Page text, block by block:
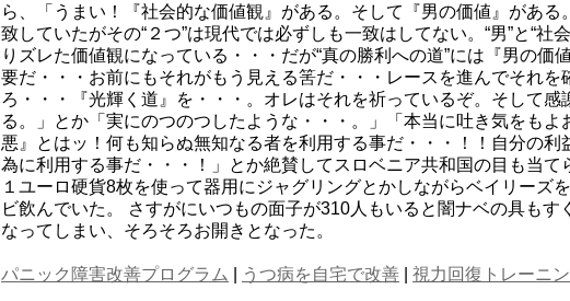
ら、「うまい！『社会的な価値観』がある。そして『男の価値』がある
致していたがその“２つ”は現代では必ずしも一致はしてない。“男”と“社
りズレた価値観になっている・・・だが“真の勝利への道”には『男の価
要だ・・・お前にもそれがもう見える筈だ・・・レースを進んでそれを
ろ・・・『光輝く道』を・・・。オレはそれを祈っているぞ。そして感
る。」とか「実にのつのつしたような・・・。」「本当に吐き気をもよ
悪』とはッ！何も知らぬ無知なる者を利用する事だ・・・！！自分の利
為に利用する事だ・・・！」とか絶賛してスロベニア共和国の目も当て
１ユーロ硬貨8枚を使って器用にジャグリングとかしながらベイリーズ
ビ飲んでいた。 さすがにいつもの面子が310人もいると闇ナベの具もす
なってしまい、そろそろお開きとなった。
パニック障害改善プログラム うつ病を自宅で改善 視力回復トレーニ